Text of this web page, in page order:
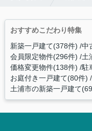
おすすめこだわり特集
新築一戸建て(378件) 中
会員限定物件(296件) 土
価格変更物件(138件) 駐
お庭付き一戸建て(80件)
土浦市の新築一戸建て